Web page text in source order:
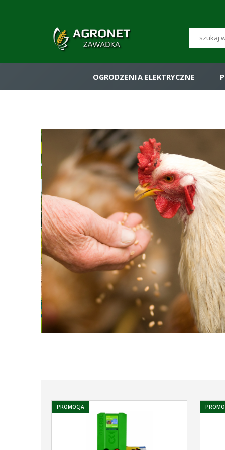
OGRODZENIA ELEKTRYCZNE
PROMOCJA